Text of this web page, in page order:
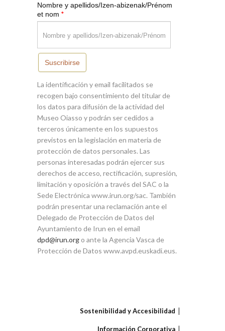
Nombre y apellidos/Izen-abizenak/Prénom
et nom *
Suscribirse
La identificación y email facilitados se
recogen bajo consentimiento del titular de
los datos para difusión de la actividad del
Museo Oiasso y podrán ser cedidos a
terceros únicamente en los supuestos
previstos en la legislación en materia de
protección de datos personales. Las
personas interesadas podrán ejercer sus
derechos de acceso, rectificación, supresión,
limitación y oposición a través del SAC o la
Sede Electrónica www.irun.org/sac. También
podrán presentar una reclamación ante el
Delegado de Protección de Datos del
Ayuntamiento de Irun en el email
dpd@irun.org o ante la Agencia Vasca de
Protección de Datos www.avpd.euskadi.eus.
Sostenibilidad y Accesibilidad
Información Corporativa